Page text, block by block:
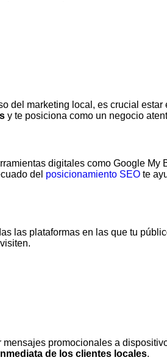
del marketing local, es crucial
y te posiciona como un negocio
digitales como Google My
del posicionamiento SEO te
las plataformas en las que tu
mensajes promocionales a
de los clientes locales.